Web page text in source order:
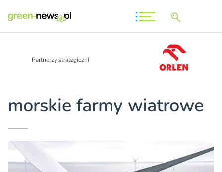
Partnerzy strategiczni
morskie farmy wiatrowe